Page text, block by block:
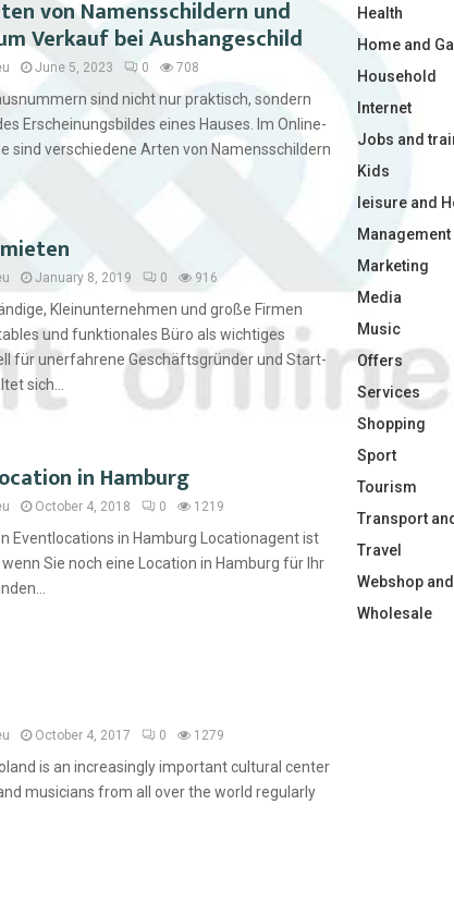
von Namensschildern und
Verkauf bei Aushangeschild
June 5, 2023 0 708
sind nicht nur praktisch, sondern
Erscheinungsbildes eines Hauses. Im Online-
sind verschiedene Arten von Namensschildern
January 8, 2019 0 916
Kleinunternehmen und große Firmen
und funktionales Büro als wichtiges
für unerfahrene Geschäftsgründer und Start-
sich...
in Hamburg
October 4, 2018 0 1219
Eventlocations in Hamburg Locationagent ist
Sie noch eine Location in Hamburg für Ihr
October 4, 2017 0 1279
is an increasingly important cultural center
musicians from all over the world regularly
Health
Home and
Household
Internet
Jobs and
Kids
leisure and
Management
Marketing
Media
Music
Offers
Services
Shopping
Sport
Tourism
Transport
Travel
Webshop
Wholesale